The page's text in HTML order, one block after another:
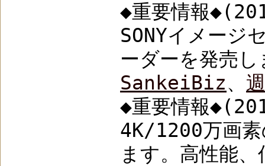
◆重要情報
SONYイメージ
ーダーを発売
SankeiBiz、
◆重要情報
4K/1200万画素
ます。高性能